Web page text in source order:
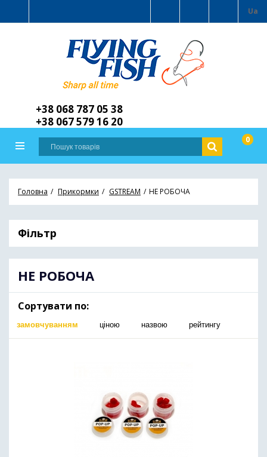
Ua
+38 068 787 05 38
+38 067 579 16 20
0
Головна Прикормки GSTREAM НЕ РОБОЧА
Фільтр
НЕ РОБОЧА
Сортувати по:
замовчуванням ціною назвою рейтингу